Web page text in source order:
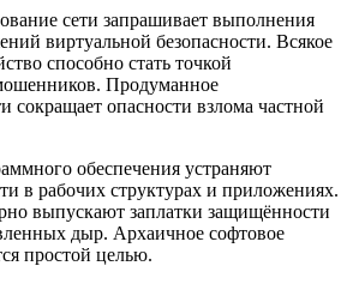
сети запрашивает выполнения
виртуальной безопасности. Всякое
способно стать точкой
Продуманное
сокращает опасности взлома частной
обеспечения устраняют
в рабочих структурах и приложениях.
выпускают заплатки защищённости
дыр. Архаичное софтовое
простой целью.